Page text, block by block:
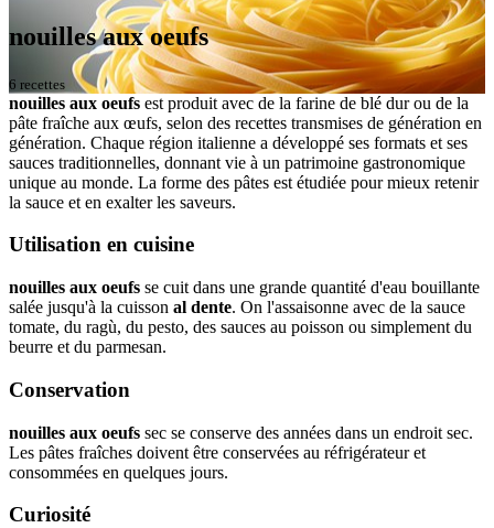
nouilles aux oeufs
6 recettes
nouilles aux oeufs est produit avec de la farine de blé dur ou de la
pâte fraîche aux œufs, selon des recettes transmises de génération en
génération. Chaque région italienne a développé ses formats et ses
sauces traditionnelles, donnant vie à un patrimoine gastronomique
unique au monde. La forme des pâtes est étudiée pour mieux retenir
la sauce et en exalter les saveurs.
Utilisation en cuisine
nouilles aux oeufs se cuit dans une grande quantité d'eau bouillante
salée jusqu'à la cuisson al dente. On l'assaisonne avec de la sauce
tomate, du ragù, du pesto, des sauces au poisson ou simplement du
beurre et du parmesan.
Conservation
nouilles aux oeufs sec se conserve des années dans un endroit sec.
Les pâtes fraîches doivent être conservées au réfrigérateur et
consommées en quelques jours.
Curiosité